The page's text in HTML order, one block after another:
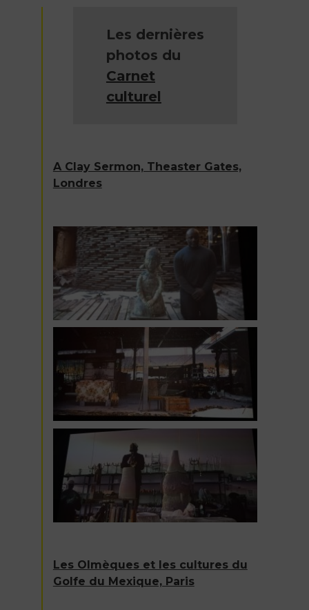
Les dernières
photos du
Carnet
culturel
A Clay Sermon, Theaster Gates,
Londres
Les Olmèques et les cultures du
Golfe du Mexique, Paris